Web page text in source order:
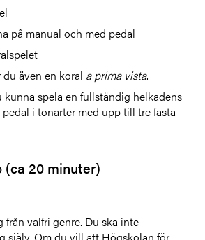
på manual och med pedal
även en koral a prima vista.
kunna spela en fullständig helkadens
i tonarter med upp till tre fasta
(ca 20 minuter)
från valfri genre. Du ska inte